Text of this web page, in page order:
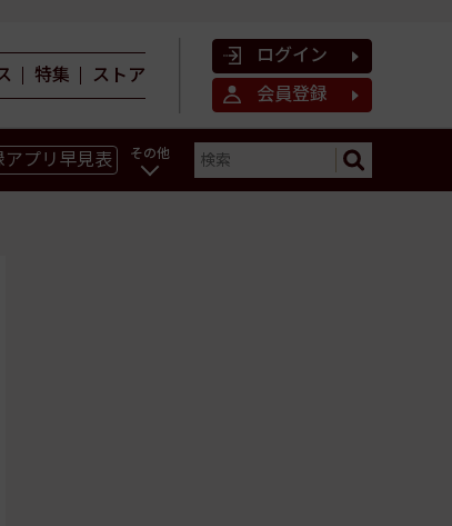
特集 ストア
ログイン
会員登録
アプリ早見表 その他